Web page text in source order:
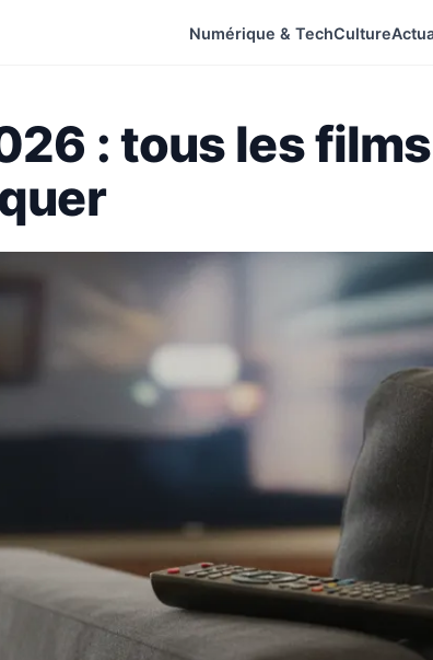
Numérique & TechCulture
: tous les films